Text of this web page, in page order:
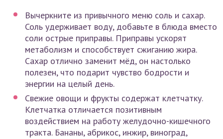
Вычеркните из привычного меню соль и сахар.
Соль удерживает воду, добавьте в блюда вместо
соли острые приправы. Приправы ускорят
метаболизм и способствует сжиганию жира.
Сахар отлично заменит мёд, он настолько
полезен, что подарит чувство бодрости и
энергии на целый день.
Свежие овощи и фрукты содержат клетчатку.
Клетчатка отличается позитивным
воздействием на работу желудочно-кишечного
тракта. Бананы, абрикос, инжир, виноград,